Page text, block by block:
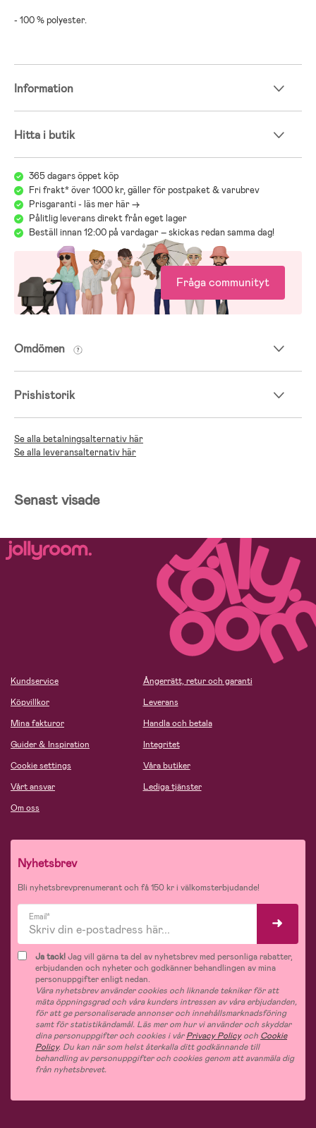
- 100 % polyester.
Information
Hitta i butik
365 dagars öppet köp
Fri frakt* över 1000 kr, gäller för postpaket & varubrev
Prisgaranti - läs mer här ->
Pålitlig leverans direkt från eget lager
Beställ innan 12:00 på vardagar – skickas redan samma dag!
Fråga communityt
Omdömen
Prishistorik
Se alla betalningsalternativ här
Se alla leveransalternativ här
Senast visade
Kundservice
Köpvillkor
Mina fakturor
Guider & Inspiration
Cookie settings
Vårt ansvar
Om oss
Ångerrätt, retur och garanti
Leverans
Handla och betala
Integritet
Våra butiker
Lediga tjänster
Nyhetsbrev
Bli nyhetsbrevprenumerant och få 150 kr i välkomsterbjudande!
Email*
Ja tack!Jag vill gärna ta del av nyhetsbrev med personliga rabatter,
erbjudanden och nyheter och godkänner behandlingen av mina
personuppgifter enligt nedan.
Våra nyhetsbrev använder cookies och liknande tekniker för att
mäta öppningsgrad och våra kunders intressen av våra erbjudanden,
för att ge personaliserade annonser och innehållsmarknadsföring
samt för statistikändamål. Läs mer om hur vi använder och skyddar
dina personuppgifter och cookies i vårPrivacy Policyoch Cookie
Policy. Du kan när som helst återkalla ditt godkännande till
behandling av personuppgifter och cookies genom att avanmäla dig
från nyhetsbrevet.